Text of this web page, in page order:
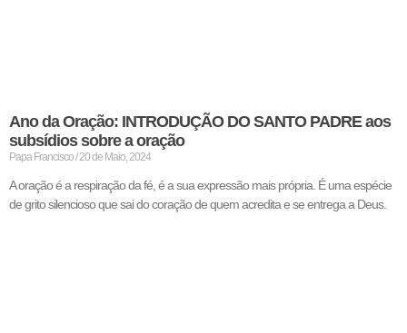
Ano da Oração: INTRODUÇÃO DO SANTO PADRE aos
subsídios sobre a oração
Papa Francisco 20 de Maio, 2024
A oração é a respiração da fé, é a sua expressão mais própria. É uma espécie
de grito silencioso que sai do coração de quem acredita e se entrega a Deus.